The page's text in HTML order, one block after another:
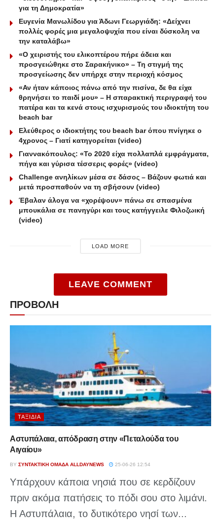
για τη Δημοκρατία»
Ευγενία Μανωλίδου για Άδωνι Γεωργιάδη: «Δείχνει
πολλές φορές μια μεγαλοψυχία που είναι δύσκολη να
την καταλάβω»
«Ο χειριστής του ελικοπτέρου πήρε άδεια και
προσγειώθηκε στο Σαρακήνικο» – Τη στιγμή της
προσγείωσης δεν υπήρχε στην περιοχή κόσμος
«Αν ήταν κάποιος πάνω από την πισίνα, δε θα είχα
θρηνήσει το παιδί μου» – Η σπαρακτική περιγραφή του
πατέρα και τα κενά στους ισχυρισμούς του ιδιοκτήτη του
beach bar
Ελεύθερος ο ιδιοκτήτης του beach bar όπου πνίγηκε ο
4χρονος – Γιατί κατηγορείται (video)
Γιαννακόπουλος: «Το 2020 είχα πολλαπλά εμφράγματα,
πήγα και γύρισα τέσσερις φορές» (video)
Challenge ανηλίκων μέσα σε δάσος – Βάζουν φωτιά και
μετά προσπαθούν να τη σβήσουν (video)
Έβαλαν άλογα να «χορέψουν» πάνω σε σπασμένα
μπουκάλια σε πανηγύρι και τους κατήγγειλε Φιλοζωική
(video)
LOAD MORE
LEAVE COMMENT
ΠΡΟΒΟΛΗ
ΤΑΞΊΔΙΑ
Αστυπάλαια, απόδραση στην «Πεταλούδα του
Αιγαίου»
BY ΣΥΝΤΑΚΤΙΚΉ ΟΜΆΔΑ ALLDAYNEWS 25-06-26 12:54
Υπάρχουν κάποια νησιά που σε κερδίζουν
πριν ακόμα πατήσεις το πόδι σου στο λιμάνι.
Η Αστυπάλαια, το δυτικότερο νησί των...